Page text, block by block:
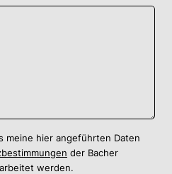
meine hier angeführten Daten
der Bacher
werden.